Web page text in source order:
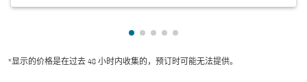
显示 cmp-pagination-showing-
显示 cmp-pagination-showing-
显示 cmp-pagination-
显示 cmp-pagination-
显示 cmp-pagination-
*显示的价格是在过去 48 小时内收集的，预订时可能无法提供。